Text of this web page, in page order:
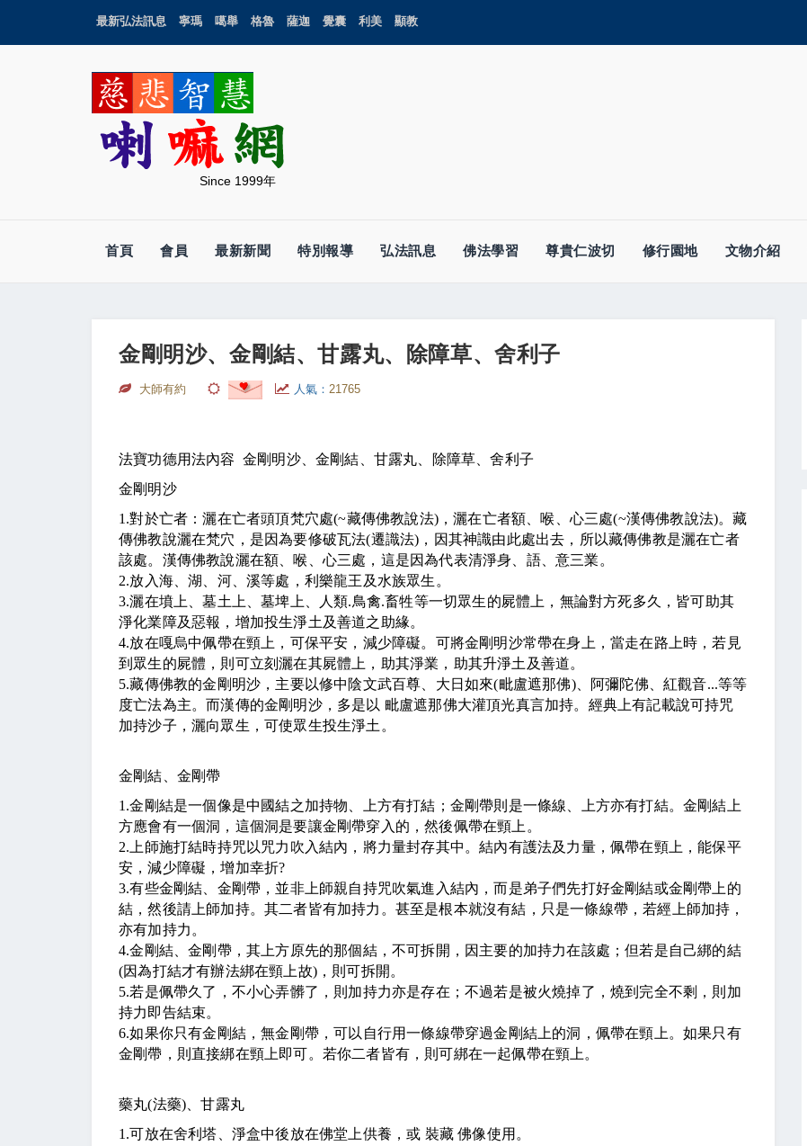
最新弘法訊息 寧瑪 噶舉 格魯 薩迦 覺囊 利美 顯教
Since 1999年
首頁 會員 最新新聞 特別報導 弘法訊息 佛法學習 尊貴仁波切 修行園地 文物介紹
金剛明沙、金剛結、甘露丸、除障草、舍利子
大師有約 人氣： 21765
法寶功德用法內容 金剛明沙、金剛結、甘露丸、除障草、舍利子
金剛明沙
1.對於亡者：灑在亡者頭頂梵穴處(~藏傳佛教說法) ，灑在亡者額、喉、心三處(~漢傳佛教說法)。藏
傳佛教說灑在梵穴，是因為要修破瓦法(遷識法) ，因其神識由此處出去，所以藏傳佛教是灑在亡者
該處。漢傳佛教說灑在額、喉、心三處，這是因為代表清淨身、語、意三業。
2.放入海、湖、河、溪等處，利樂龍王及水族眾生。
3.灑在墳上、墓土上、墓埤上、人類.鳥禽.畜牲等一切眾生的屍體上，無論對方死多久，皆可助其
淨化業障及惡報，增加投生淨土及善道之助緣。
4.放在嘎烏中佩帶在頸上，可保平安，減少障礙。可將金剛明沙常帶在身上，當走在路上時，若見
到眾生的屍體，則可立刻灑在其屍體上，助其淨業，助其升淨土及善道。
5.藏傳佛教的金剛明沙，主要以修中陰文武百尊、大日如來(毗盧遮那佛)、阿彌陀佛、紅觀音...等等
度亡法為主。而漢傳的金剛明沙，多是以 毗盧遮那佛大灌頂光真言加持。經典上有記載說可持咒
加持沙子，灑向眾生，可使眾生投生淨土。
金剛結、金剛帶
1.金剛結是一個像是中國結之加持物、上方有打結；金剛帶則是一條線、上方亦有打結。金剛結上
方應會有一個洞，這個洞是要讓金剛帶穿入的，然後佩帶在頸上。
2. 上師施打結時持咒以咒力吹入結內，將力量封存其中。結內有護法及力量，佩帶在頸上，能保平
安，減少障礙，增加幸折?
3.有些金剛結、金剛帶，並非上師親自持咒吹氣進入結內，而是弟子們先打好金剛結或金剛帶上的
結，然後請上師加持。其二者皆有加持力。甚至是根本就沒有結，只是一條線帶，若經上師加持，
亦有加持力。
4.金剛結、金剛帶，其上方原先的那個結，不可拆開，因主要的加持力在該處；但若是自己綁的結
(因為打結才有辦法綁在頸上故) ，則可拆開。
5.若是佩帶久了，不小心弄髒了，則加持力亦是存在；不過若是被火燒掉了，燒到完全不剩，則加
持力即告結束。
6.如果你只有金剛結，無金剛帶，可以自行用一條線帶穿過金剛結上的洞，佩帶在頸上。如果只有
金剛帶，則直接綁在頸上即可。若你二者皆有，則可綁在一起佩帶在頸上。
藥丸(法藥) 、甘露丸
1.可放在舍利塔、淨盒中後放在佛堂上供養，或 裝藏 佛像使用。